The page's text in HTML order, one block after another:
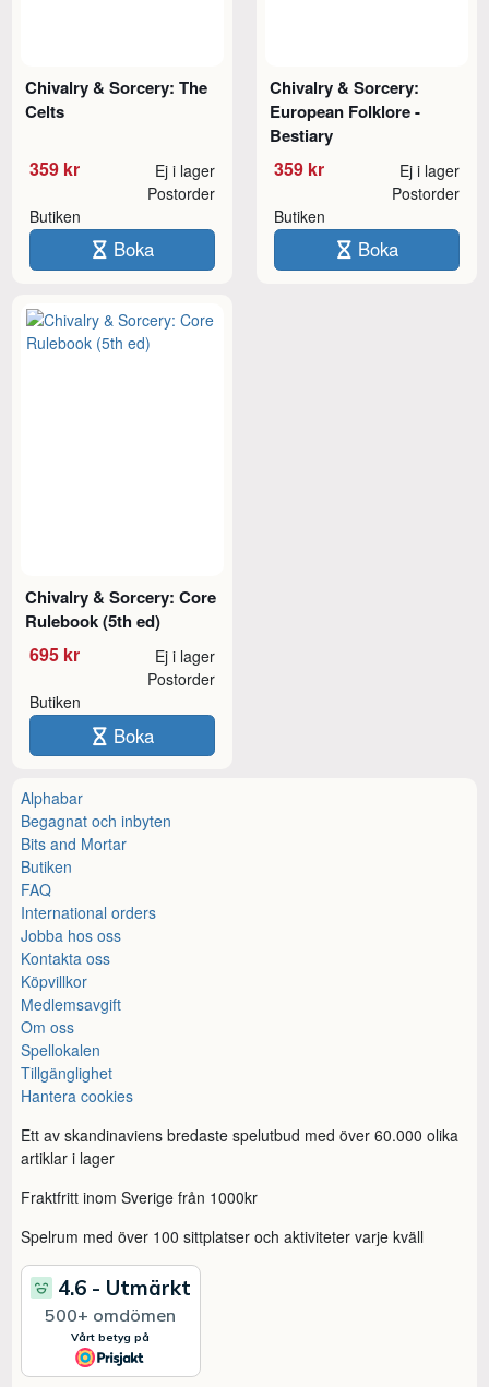
Chivalry & Sorcery: The
Celts
359 kr Ej i lager
Butiken
Postorder
Boka
Chivalry & Sorcery:
European Folklore -
Bestiary
359 kr Ej i lager
Butiken
Postorder
Boka
Chivalry & Sorcery: Core
Rulebook (5th ed)
695 kr Ej i lager
Butiken
Postorder
Boka
Alphabar
Begagnat och inbyten
Bits and Mortar
Butiken
FAQ
International orders
Jobba hos oss
Kontakta oss
Köpvillkor
Medlemsavgift
Om oss
Spellokalen
Tillgänglighet
Hantera cookies
Ett av skandinaviens bredaste spelutbud med över 60.000 olika
artiklar i lager
Fraktfritt inom Sverige från 1000kr
Spelrum med över 100 sittplatser och aktiviteter varje kväll